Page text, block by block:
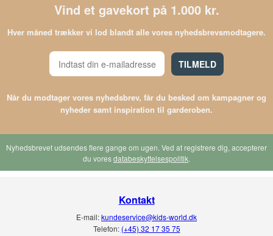
Vind et gavekort på 1.000 kr.
Hver måned trækker vi lod blandt alle vores nyhedsbrevsmodtagere.
TILMELD
Når du modtager vores nyhedsbrev, får du besked om kampagner og
nyheder samt inspiration til garderoben.
Nyhedsbrevet udsendes flere gange om ugen. Ved at registrere dig, accepterer
du voresdatabeskyttelsespolitik.
Kontakt
E-mail:kundeservice@kids-world.dk
Telefon: (+45) 32 17 35 75